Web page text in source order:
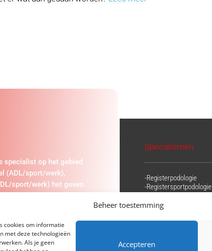
Beheer toestemming
cookies om informatie
met deze technologieën
Als je geen
Accepteren
specialist op het gebied
(ADL/sport/werk),
sport/werk) het geven
Specialismen
-Registerpodologie
-Registersportpodologie
-Sportfysiotherapie
-Kinderpodologie